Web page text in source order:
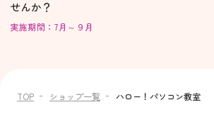
せんか？
実施期間：7月～９月
TOP ショップ一覧 ハロー！パソコン教室